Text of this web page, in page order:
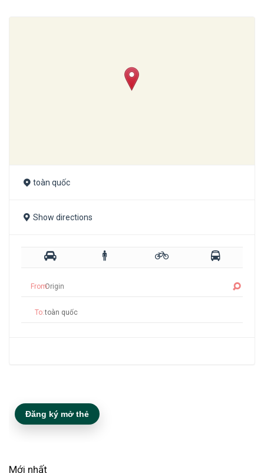
toàn quốc
Show directions
From:
To:
Đăng ký mở thẻ
Mới nhất